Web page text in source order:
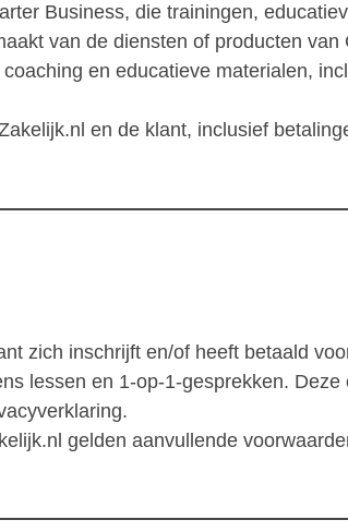
Business, die trainingen,
van de diensten of producten van
en educatieve materialen,
en de klant, inclusief
zich inschrijft en/of heeft betaald
lessen en 1-op-1-gesprekken.
gelden aanvullende